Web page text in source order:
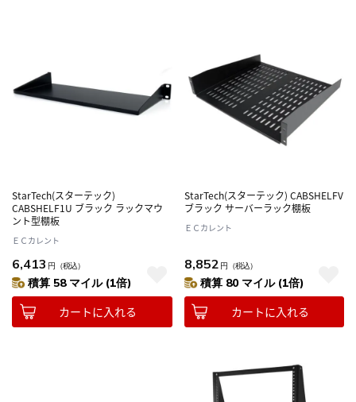
StarTech(スターテック)
CABSHELF1U ブラック ラックマウ
ント型棚板
ＥＣカレント
6,413 円 （税込）
積算 58 マイル (1倍)
カートに入れる
StarTech(スターテック) CABSHELFV
ブラック サーバーラック棚板
ＥＣカレント
8,852 円 （税込）
積算 80 マイル (1倍)
カートに入れる